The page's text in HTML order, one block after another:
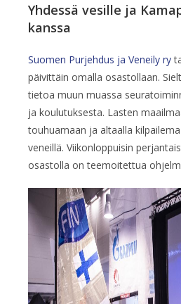
Yhdessä vesille ja
kanssa
Suomen Purjehdus ja Veneily ry
päivittäin omalla osastollaan.
tietoa muun muassa
ja koulutuksesta. Lasten
touhuamaan ja altaalla
veneillä. Viikonloppuisin
osastolla on teemoitettua